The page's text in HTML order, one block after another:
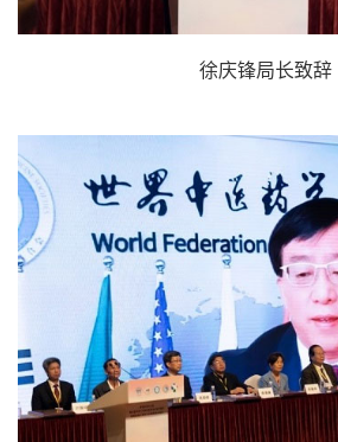
徐庆锋局长致辞